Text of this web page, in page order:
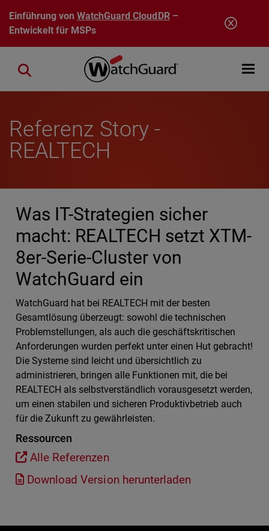
Direkt zum Inhalt
Einführung vonWatchGuard CloudDR–
Entwickelt für MSPs
Open
Close search
Referenz Story -
REALTECH
Was IT-Strategien sicher
macht: REALTECH setzt XTM-
8er-Serie-Cluster von
WatchGuard ein
WatchGuard hat bei REALTECH mit der besten
Gesamtlösung überzeugt: sowohl die technischen
Problemstellungen, als auch die geschäftskritischen
Anforderungen wurden perfekt unter einen Hut gebracht!
Die Systeme sind leicht und übersichtlich zu
administrieren, bringen alle Funktionen mit, die bei
REALTECH als selbstverständlich vorausgesetzt werden,
um einen stabilen und sicheren Produktivbetrieb auch
für die Zukunft zu gewährleisten.
Ressourcen
Alle Referenzen
Download Version herunterladen